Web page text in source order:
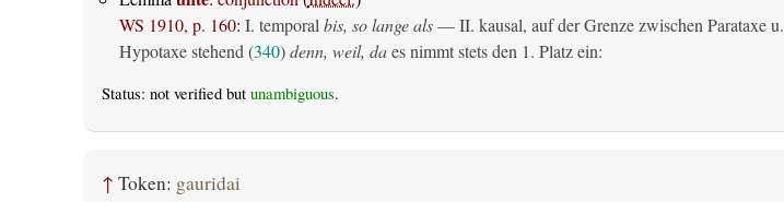
WS 1910, p. 160: I. temporal bis, so lange als— II. kausal, auf der Grenze zwischen Parataxe u.
Hypotaxe stehend (340)denn, weil, daes nimmt stets den 1. Platz ein:
Status: not verified but unambiguous.
↑ Token: gauridai